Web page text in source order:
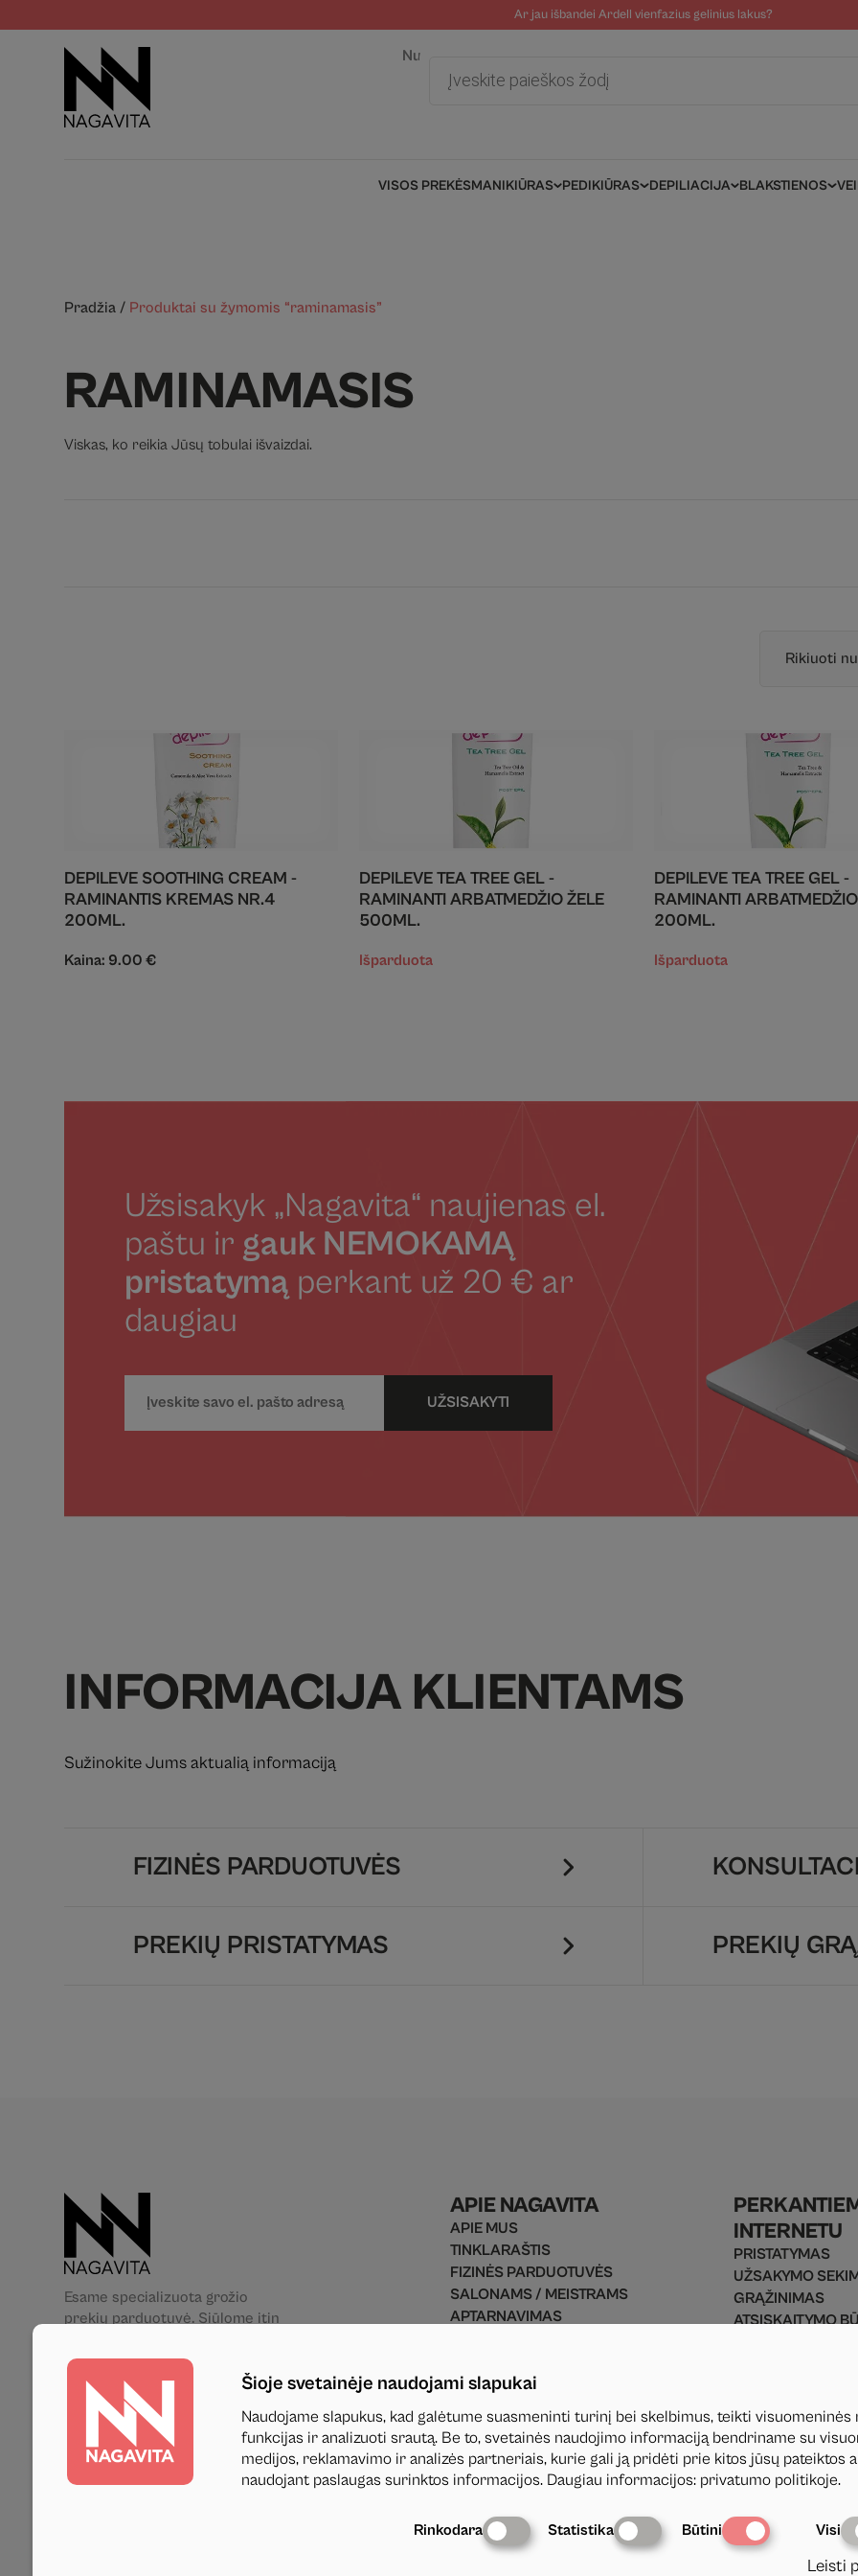
Ar jau išbandei Ardell vienfazius gelinius lakus?
Nuotolinė pagalba
search
VISOS PREKĖSMANIKIŪRAS PEDIKIŪRAS DEPILIACIJA BLAKSTIENOS
Pradžia / Produktai su žymomis “raminamasis”
RAMINAMASIS
Viskas, ko reikia Jūsų tobulai išvaizdai.
DEPILEVE SOOTHING CREAM -
RAMINANTIS KREMAS NR.4
200ML.
Kaina: 9.00€
DEPILEVE TEA TREE GEL -
RAMINANTI ARBATMEDŽIO ŽELE
500ML.
Išparduota
DEPILEVE TEA TREE GEL -
RAMINANTI
200ML.
Išparduota
Užsisakyk „Nagavita“ naujienas el.
paštu ir gauk NEMOKAMĄ
pristatymą perkant už 20 € ar
daugiau
UŽSISAKYTI
INFORMACIJA KLIENTAMS
Sužinokite Jums aktualią informaciją
FIZINĖS PARDUOTUVĖS
PREKIŲ PRISTATYMAS PREKIŲ
Esame specializuota grožio
prekių parduotuvė. Siūlome itin
priemonių asortimentą. Jūsų
patogumui turime net 5 fizines
parduotuves skirtinguose
Lietuvos miestuose. Mums rūpi
ne tik Jūsų grožis, bet ir
saugumas, todėl pas mus rasite
tik patikimų gamintojų,
APIE NAGAVITA
APIE MUS
TINKLARAŠTIS
FIZINĖS PARDUOTUVĖS
SALONAMS / MEISTRAMS
APTARNAVIMAS
KONTAKTAI
INTERNETU
PRISTATYMAS
UŽSAKYMO
GRĄŽINIMAS
ATSISKAITYMO
Šioje svetainėje naudojami slapukai
Naudojame slapukus, kad galėtume suasmeninti turinį bei skelbimus, teikti visuomeninės
funkcijas ir analizuoti srautą. Be to, svetainės naudojimo informaciją bendriname su
medijos, reklamavimo ir analizės partneriais, kurie gali ją pridėti prie kitos jūsų pateiktos
naudojant paslaugas surinktos informacijos. Daugiau informacijos: privatumo politikoje.
Rinkodara Statistika Būtini Visi
Leisti